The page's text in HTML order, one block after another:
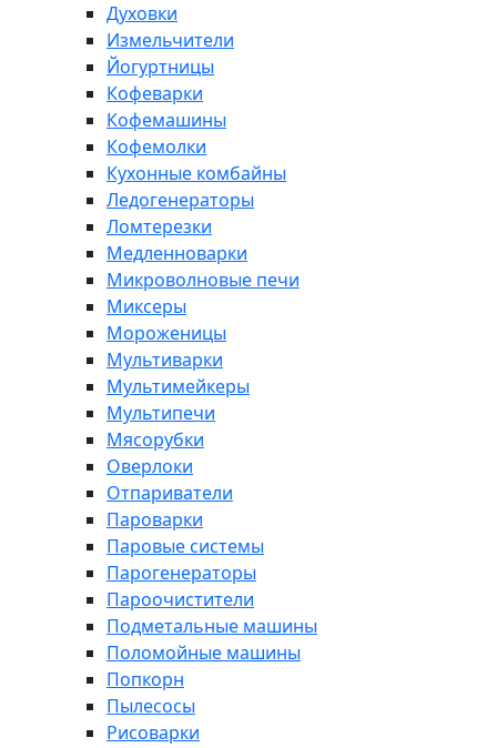
Духовки
Измельчители
Йогуртницы
Кофеварки
Кофемашины
Кофемолки
Кухонные комбайны
Ледогенераторы
Ломтерезки
Медленноварки
Микроволновые печи
Миксеры
Мороженицы
Мультиварки
Мультимейкеры
Мультипечи
Мясорубки
Оверлоки
Отпариватели
Пароварки
Паровые системы
Парогенераторы
Пароочистители
Подметальные машины
Поломойные машины
Попкорн
Пылесосы
Рисоварки